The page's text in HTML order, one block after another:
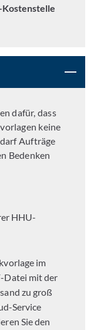
Kostenstelle
dafür, dass
keine
Aufträge
Bedenken
HHU-
im
Datei mit der
zu groß
Service
Sie den